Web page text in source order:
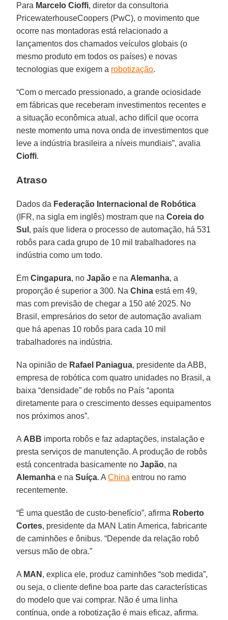
Para Marcelo Cioffi, diretor da consultoria
PricewaterhouseCoopers (PwC), o movimento que
ocorre nas montadoras está relacionado a
lançamentos dos chamados veículos globais (o
mesmo produto em todos os países) e novas
tecnologias que exigem a robotização.
“Com o mercado pressionado, a grande ociosidade
em fábricas que receberam investimentos recentes e
a situação econômica atual, acho difícil que ocorra
neste momento uma nova onda de investimentos que
leve a indústria brasileira a níveis mundiais”, avalia
Cioffi.
Atraso
Dados da Federação Internacional de Robótica
(IFR, na sigla em inglês) mostram que naCoreia do
Sul , país que lidera o processo de automação, há 531
robôs para cada grupo de 10 mil trabalhadores na
indústria como um todo.
EmCingapura, noJapão e na Alemanha, a
proporção é superior a 300. NaChina está em 49,
mas com previsão de chegar a 150 até 2025. No
Brasil, empresários do setor de automação avaliam
que há apenas 10 robôs para cada 10 mil
trabalhadores na indústria.
Na opinião de Rafael Paniagua, presidente da ABB,
empresa de robótica com quatro unidades no Brasil, a
baixa “densidade” de robôs no País “aponta
diretamente para o crescimento desses equipamentos
nos próximos anos”.
A ABB importa robôs e faz adaptações, instalação e
presta serviços de manutenção. A produção de robôs
está concentrada basicamente noJapão, na
Alemanha e naSuíça. AChina entrou no ramo
recentemente.
“É uma questão de custo-benefício”, afirma Roberto
Cortes, presidente da MAN Latin America, fabricante
de caminhões e ônibus. “Depende da relação robô
versus mão de obra.”
A MAN , explica ele, produz caminhões “sob medida”,
ou seja, o cliente define boa parte das características
do modelo que vai comprar. Não é uma linha
contínua, onde a robotização é mais eficaz, afirma.